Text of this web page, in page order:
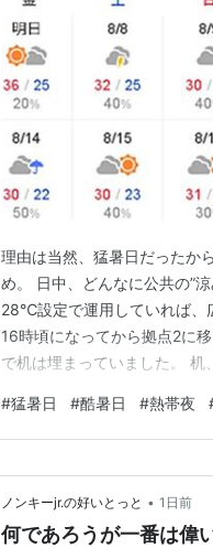
理由は当然、猛暑日だったか
め。 日中、どんなに公共の”
28℃設定で運用していれば、
16時頃になってから拠点2に
で机は埋まっていました。 机
を勉強しようかな？ と、どん
方選び方全ガイド [ 高橋書店
#猛暑日 #酷暑日 #熱帯夜
ノンキーjr.の好いとっと • 1日前
何であろうが一番は偉